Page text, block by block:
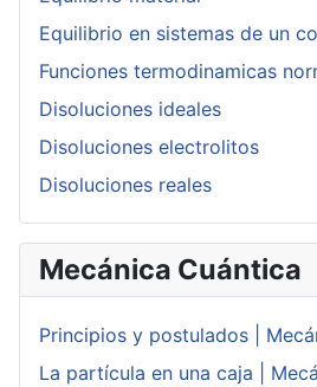
Equilibrio en sistemas de un
Funciones termodinamicas
Disoluciones ideales
Disoluciones electrolitos
Disoluciones reales
Mecánica Cuántica
Principios y postulados |
La partícula en una caja |